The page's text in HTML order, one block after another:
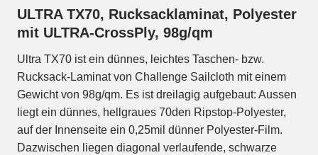
ULTRA TX70, Rucksacklaminat, Polyester
mit ULTRA-CrossPly, 98g/qm
Ultra TX70 ist ein dünnes, leichtes Taschen- bzw.
Rucksack-Laminat von Challenge Sailcloth mit einem
Gewicht von 98g/qm. Es ist dreilagig aufgebaut: Aussen
liegt ein dünnes, hellgraues 70den Ripstop-Polyester,
auf der Innenseite ein 0,25mil dünner Polyester-Film.
Dazwischen liegen diagonal verlaufende, schwarze